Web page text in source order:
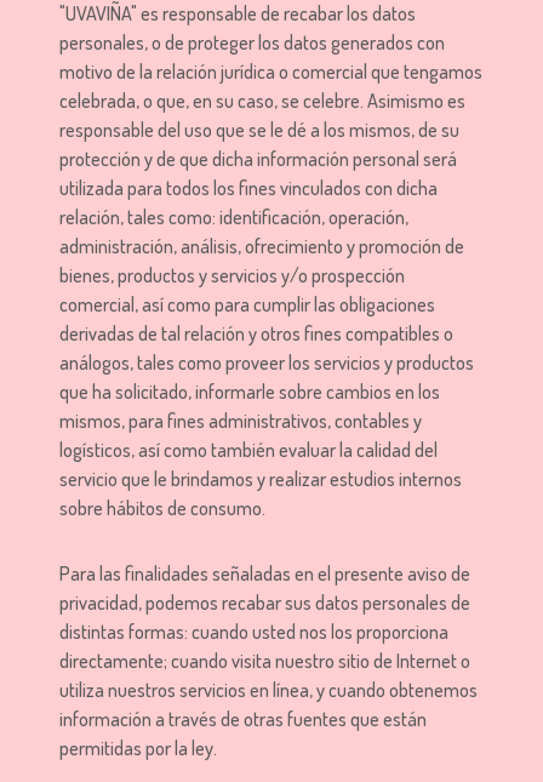
"UVAVIÑA" es responsable de recabar los datos
personales, o de proteger los datos generados con
motivo de la relación jurídica o comercial que tengamos
celebrada, o que, en su caso, se celebre. Asimismo es
responsable del uso que se le dé a los mismos, de su
protección y de que dicha información personal será
utilizada para todos los fines vinculados con dicha
relación, tales como: identificación, operación,
administración, análisis, ofrecimiento y promoción de
bienes, productos y servicios y/o prospección
comercial, así como para cumplir las obligaciones
derivadas de tal relación y otros fines compatibles o
análogos, tales como proveer los servicios y productos
que ha solicitado, informarle sobre cambios en los
mismos, para fines administrativos, contables y
logísticos, así como también evaluar la calidad del
servicio que le brindamos y realizar estudios internos
sobre hábitos de consumo.
Para las finalidades señaladas en el presente aviso de
privacidad, podemos recabar sus datos personales de
distintas formas: cuando usted nos los proporciona
directamente; cuando visita nuestro sitio de Internet o
utiliza nuestros servicios en línea, y cuando obtenemos
información a través de otras fuentes que están
permitidas por la ley.